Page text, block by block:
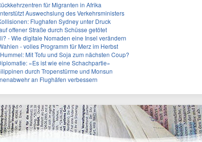
für Migranten in Afrika
Auswechslung des Verkehrsministers
Flughafen Sydney unter Druck
offener Straße durch Schüsse getötet
- Wie digitale Nomaden eine Insel verändern
- volles Programm für Merz im Herbst
Mit Tofu und Soja zum nächsten Coup?
«Es ist wie eine Schachpartie»
durch Tropenstürme und Monsun
an Flughäfen verbessern